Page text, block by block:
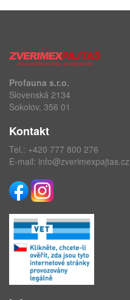
Profauna s.r.o.
Slovenská 2134
Sokolov, 356 01
Kontakt
Tel.: +420 777 800 276
E-mail: info@zverimexpajtas.cz